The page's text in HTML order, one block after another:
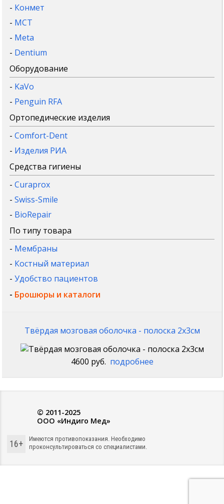
- Конмет
- MCT
- Meta
- Dentium
Оборудование
- KaVo
- Penguin RFA
Ортопедические изделия
-Comfort-Dent
- Изделия РИА
Средства гигиены
-Curaprox
-Swiss-Smile
- BioRepair
По типу товара
- Мембраны
- Костный материал
-Удобство пациентов
- Брошюры и каталоги
Твёрдая мозговая оболочка - полоска 2x3см
4600 руб. подробнее
© 2011-2025
ООО «Индиго Мед»
16+
Имеются противопоказания. Необходимо
проконсультироваться со специалистами.